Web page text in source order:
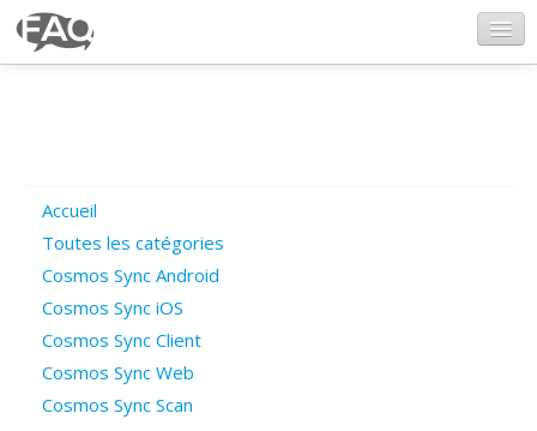
Poser une question
Questions ouvertes
Connexion
Accueil
Toutes les catégories
Cosmos Sync Android
Cosmos Sync iOS
Cosmos Sync Client
Cosmos Sync Web
Cosmos Sync Scan